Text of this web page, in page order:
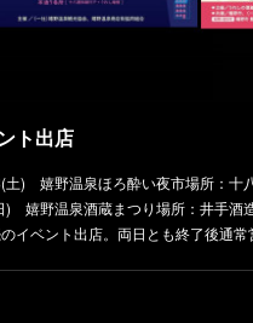
ト出店
土) 嬉野温泉ほろ酔い夜市場所：十
) 嬉野温泉酒蔵まつり場所：井手酒
イベント出店。両日とも終了後通